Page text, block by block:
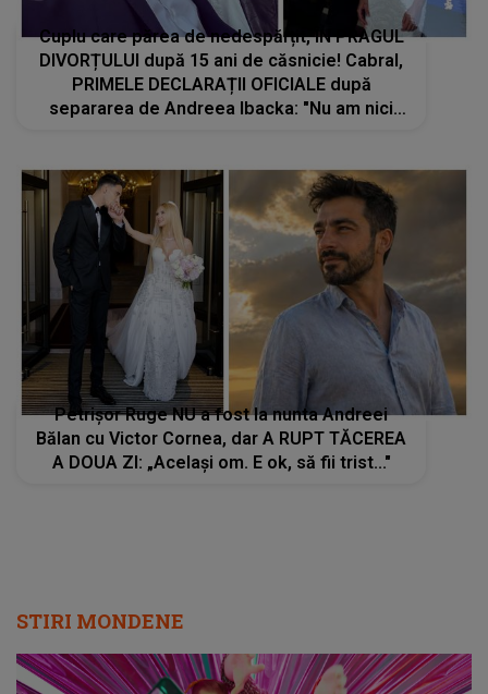
Cuplu care părea de nedespărțit, ÎN PRAGUL
DIVORȚULUI după 15 ani de căsnicie! Cabral,
PRIMELE DECLARAȚII OFICIALE după
separarea de Andreea Ibacka: "Nu am nici
Petrișor Ruge NU a fost la nunta Andreei
Bălan cu Victor Cornea, dar A RUPT TĂCEREA
A DOUA ZI: „Același om. E ok, să fii trist..."
STIRI MONDENE